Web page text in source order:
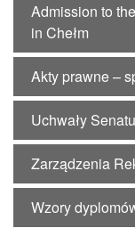
Admission to
in Chełm
Akty prawne –
Uchwały
Zarządzenia
Wzory